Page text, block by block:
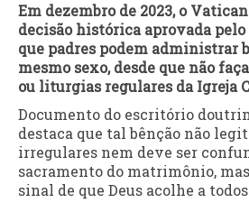
Em dezembro de 2023, o
decisão histórica aprovada pelo
que padres podem administrar
mesmo sexo, desde que não
ou liturgias regulares da Igreja
Documento do escritório
destaca que tal bênção não
irregulares nem deve ser
sacramento do matrimônio,
sinal de que Deus acolhe a